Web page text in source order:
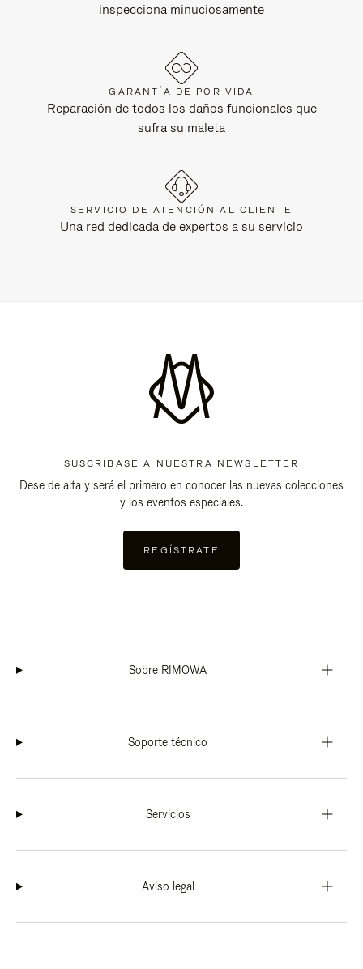
inspecciona minuciosamente
GARANTÍA DE POR VIDA
Reparación de todos los daños funcionales que
sufra su maleta
SERVICIO DE ATENCIÓN AL CLIENTE
Una red dedicada de expertos a su servicio
SUSCRÍBASE A NUESTRA NEWSLETTER
Dese de alta y será el primero en conocer las nuevas colecciones
y los eventos especiales.
REGÍSTRATE
Sobre RIMOWA
Soporte técnico
Servicios
Aviso legal